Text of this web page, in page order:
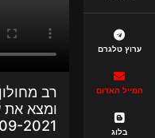
ערוץ טלגרם
המייל האדום
בלוג
רב
09-2021